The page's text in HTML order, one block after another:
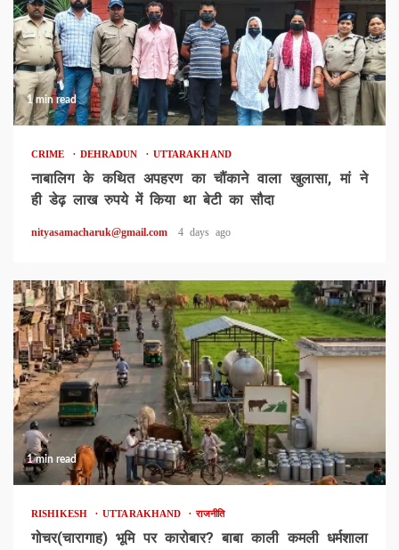
1 min read
CRIME DEHRADUN UTTARAKHAND
नाबालिग के कथित अपहरण का चौंकाने वाला खुलासा, मां ने
ही डेढ़ लाख रुपये में किया था बेटी का सौदा
nityasamacharuk@gmail.com 4 days ago
1 min read
RISHIKESH UTTARAKHAND राजनीति
गोचर(चारागाह) भूमि पर कारोबार? बाबा काली कमली धर्मशाला